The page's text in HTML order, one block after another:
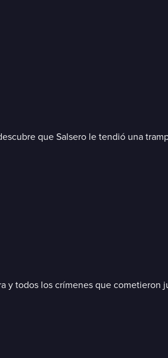
que Salsero le tendió una
y todos los crímenes que cometieron